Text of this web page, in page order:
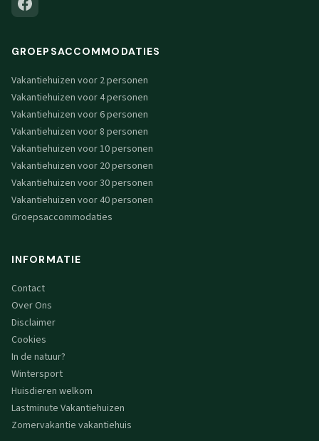
GROEPSACCOMMODATIES
Vakantiehuizen voor 2 personen
Vakantiehuizen voor 4 personen
Vakantiehuizen voor 6 personen
Vakantiehuizen voor 8 personen
Vakantiehuizen voor 10 personen
Vakantiehuizen voor 20 personen
Vakantiehuizen voor 30 personen
Vakantiehuizen voor 40 personen
Groepsaccommodaties
INFORMATIE
Contact
Over Ons
Disclaimer
Cookies
In de natuur?
Wintersport
Huisdieren welkom
Lastminute Vakantiehuizen
Zomervakantie vakantiehuis